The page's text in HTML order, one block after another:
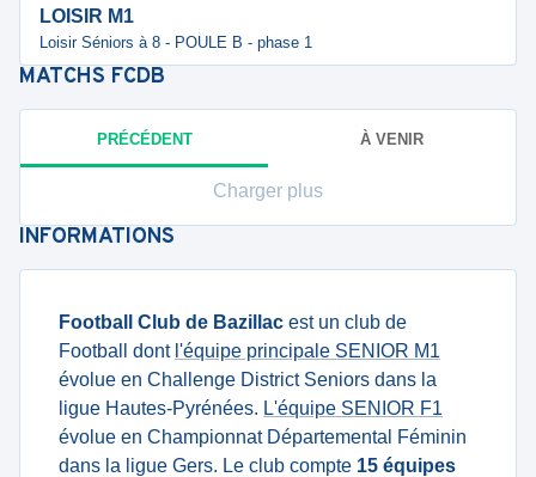
LOISIR M1
Loisir Séniors à 8 - POULE B - phase 1
MATCHS FCDB
PRÉCÉDENT À VENIR
Charger plus
INFORMATIONS
Football Club de Bazillac est un club de
Football dont l'équipe principale SENIOR M1
évolue en Challenge District Seniors dans la
ligue Hautes-Pyrénées. L'équipe SENIOR F1
évolue en Championnat Départemental Féminin
dans la ligue Gers. Le club compte 15 équipes